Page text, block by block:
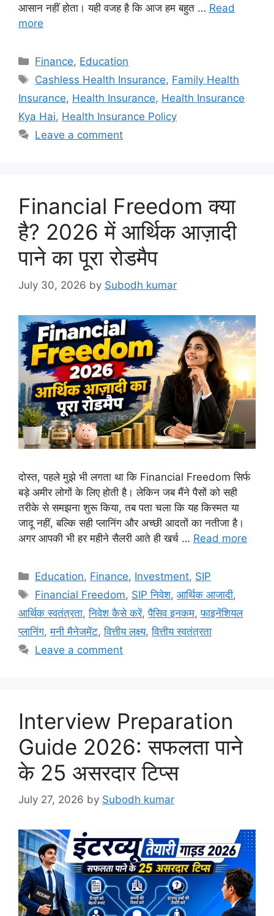
आसान नहीं होता। यही वजह है कि आज हम बहुत … Read
more
Finance, Education
Cashless Health Insurance, Family Health
Insurance, Health Insurance, Health Insurance
Kya Hai, Health Insurance Policy
Leave a comment
Financial Freedom क्या
है? 2026 में आर्थिक आज़ादी
पाने का पूरा रोडमैप
July 30, 2026 by Subodh kumar
दोस्त, पहले मुझे भी लगता था कि Financial Freedom सिर्फ
बड़े अमीर लोगों के लिए होती है। लेकिन जब मैंने पैसों को सही
तरीके से समझना शुरू किया, तब पता चला कि यह किस्मत या
जादू नहीं, बल्कि सही प्लानिंग और अच्छी आदतों का नतीजा है।
अगर आपकी भी हर महीने सैलरी आते ही खर्च … Read more
Education, Finance, Investment, SIP
Financial Freedom, SIP निवेश,आर्थिक आजादी,
आर्थिक स्वतंत्रता,निवेश कैसे करें,पैसिव इनकम,फाइनेंशियल
प्लानिंग,मनी मैनेजमेंट,वित्तीय लक्ष्य,वित्तीय स्वतंत्रता
Leave a comment
Interview Preparation
Guide 2026: सफलता पाने
के 25 असरदार टिप्स
July 27, 2026 by Subodh kumar